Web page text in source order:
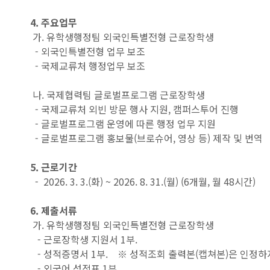
4. 주요업무
가. 유학생행정팀 외국인특별전형 근로장학생
- 외국인특별전형 업무 보조
- 국제교류처 행정업무 보조
나. 국제협력팀 글로벌프로그램 근로장학생
- 국제교류처 외빈 방문 행사 지원, 캠퍼스투어 진행
- 글로벌프로그램 운영에 따른 행정 업무 지원
- 글로벌프로그램 홍보물(브로슈어, 영상 등) 제작 및 번역
5. 근로기간
- 2026. 3. 3.(화) ~ 2026. 8. 31.(월) (6개월, 월 48시간)
6. 제출서류
가. 유학생행정팀 외국인특별전형 근로장학생
- 근로장학생 지원서 1부.
- 성적증명서 1부. ※ 성적조회 출력본(캡쳐본)은 인정하